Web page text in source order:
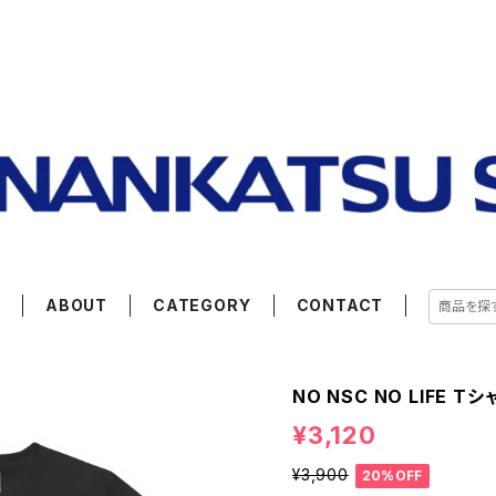
ABOUT CATEGORY CONTACT
NO NSC NO LIFE Tシ
¥3,120
¥3,900 20%OFF